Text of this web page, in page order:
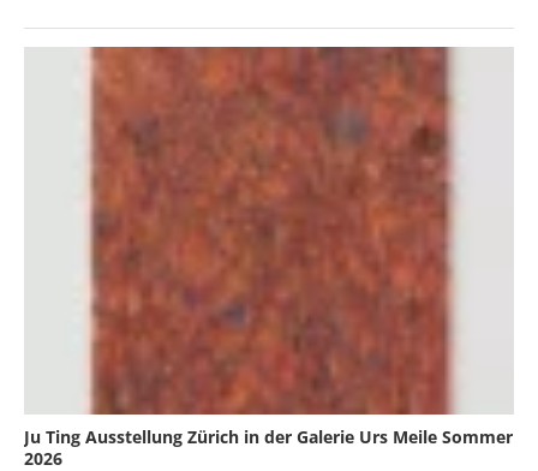
Ju Ting Ausstellung Zürich in der Galerie Urs Meile Sommer
2026